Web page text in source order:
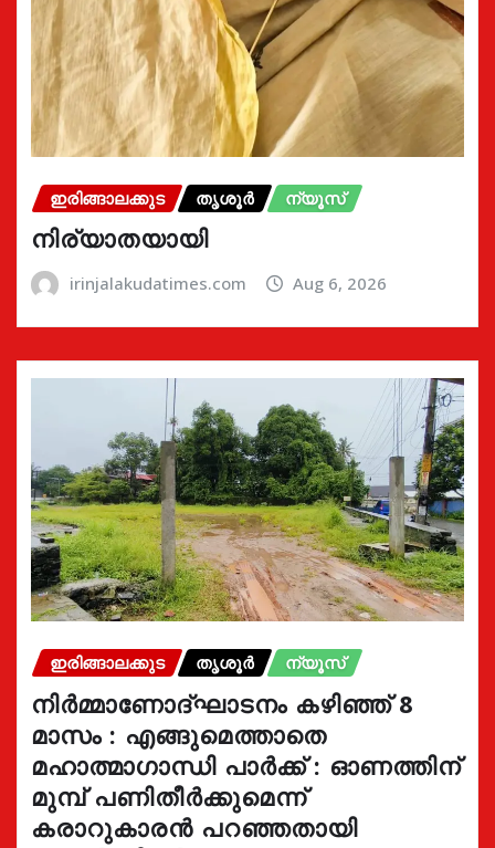
ഇരിങ്ങാലക്കുട തൃശൂർ ന്യൂസ്
നിര്യാതയായി
irinjalakudatimes.com Aug 6, 2026
ഇരിങ്ങാലക്കുട തൃശൂർ ന്യൂസ്
നിർമ്മാണോദ്ഘാടനം കഴിഞ്ഞ് 8
മാസം : എങ്ങുമെത്താതെ
മഹാത്മാഗാന്ധി പാർക്ക് : ഓണത്തിന്
മുമ്പ് പണിതീർക്കുമെന്ന്
കരാറുകാരൻ പറഞ്ഞതായി